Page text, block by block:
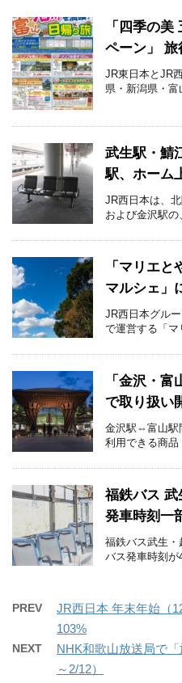
「四季の
ペーン」 旅
JR東日本とJR
県・新潟県・
武生駅・鯖
駅、ホーム
JR西日本は、
および金沢駅
「マリエ
マルシェ」
JR西日本グル
で運営する「
「金沢・
で取り扱い
金沢駅⇔富山駅
利用できる商
福鉄バス 武
発車時刻一
福鉄バス武生・
バス発車時刻
PREV
JR西日本 年末年始（
103%
NEXT
NHK和歌山放送局で
～2/12）